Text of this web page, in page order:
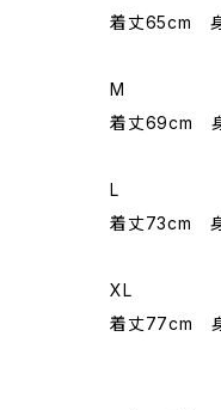
着丈65cm
M
着丈69cm
L
着丈73cm
XL
着丈77cm